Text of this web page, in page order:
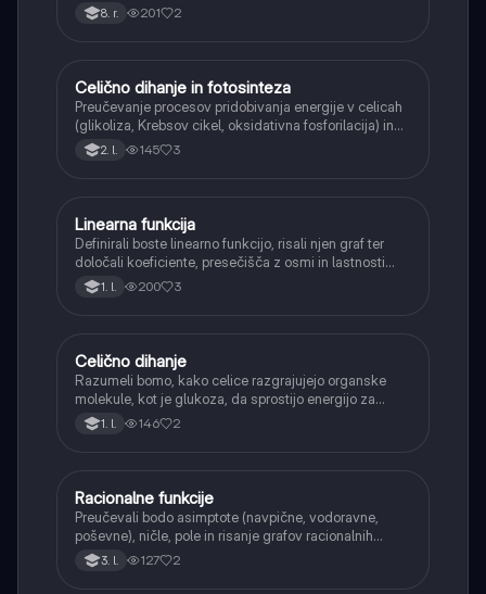
Učenci bodo znali narisati graf linearne funkcije.
8. r. 201 2
Naravoslovje
Celično dihanje in fotosinteza
Preučevanje procesov pridobivanja energije v celicah
(glikoliza, Krebsov cikel, oksidativna fosforilacija) in
pretvorbe svetlobne energije v kemično energijo
(fotosinteza).
2. l. 145 3
Matematika
Linearna funkcija
Definirali boste linearno funkcijo, risali njen graf ter
določali koeficiente, presečišča z osmi in lastnosti
(naraščanje/padanje).
1. l. 200 3
Biologija
Celično dihanje
Razumeli bomo, kako celice razgrajujejo organske
molekule, kot je glukoza, da sprostijo energijo za
svoje delovanje.
1. l. 146 2
Matematika
Racionalne funkcije
Preučevali bodo asimptote (navpične, vodoravne,
poševne), ničle, pole in risanje grafov racionalnih
funkcij.
3. l. 127 2